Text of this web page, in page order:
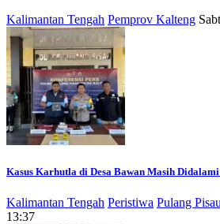
Kalimantan Tengah Pemprov Kalteng
Kasus Karhutla di Desa Bawan Masih
Kalimantan Tengah Peristiwa Pulang Pisau
13:37